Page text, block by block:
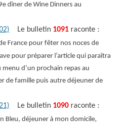
dîner de Wine Dinners au
Le bulletin 1091 raconte :
France pour fêter nos noces de
pour préparer l’article qui paraîtra
d’un prochain repas au
de famille puis autre déjeuner de
Le bulletin 1090 raconte :
Bleu, déjeuner à mon domicile,